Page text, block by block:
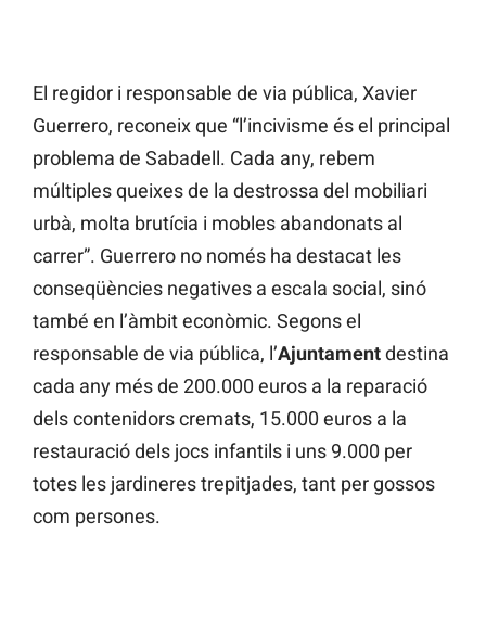
El regidor i responsable de via pública, Xavier
Guerrero, reconeix que “l’incivisme és el principal
problema de Sabadell. Cada any, rebem
múltiples queixes de la destrossa del mobiliari
urbà, molta brutícia i mobles abandonats al
carrer”. Guerrero no només ha destacat les
conseqüències negatives a escala social, sinó
també en l’àmbit econòmic. Segons el
responsable de via pública, l’Ajuntamentdestina
cada any més de 200.000 euros a la reparació
dels contenidors cremats, 15.000 euros a la
restauració dels jocs infantils i uns 9.000 per
totes les jardineres trepitjades, tant per gossos
com persones.